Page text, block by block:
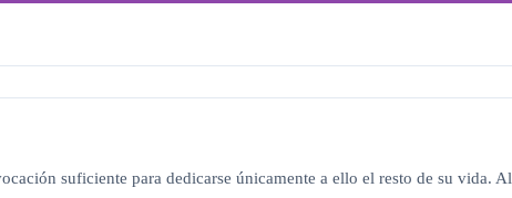
suficiente para dedicarse únicamente a ello el resto de su vida.